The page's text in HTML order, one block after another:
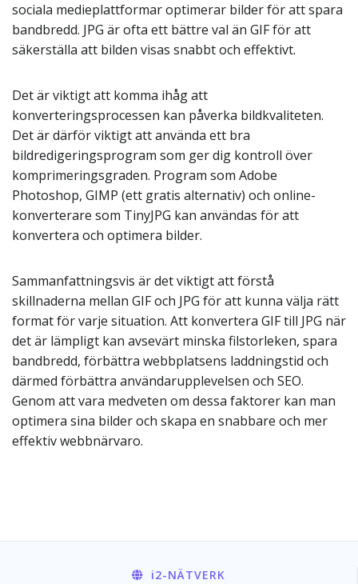
sociala medieplattformar optimerar bilder för att spara
bandbredd. JPG är ofta ett bättre val än GIF för att
säkerställa att bilden visas snabbt och effektivt.
Det är viktigt att komma ihåg att
konverteringsprocessen kan påverka bildkvaliteten.
Det är därför viktigt att använda ett bra
bildredigeringsprogram som ger dig kontroll över
komprimeringsgraden. Program som Adobe
Photoshop, GIMP (ett gratis alternativ) och online-
konverterare som TinyJPG kan användas för att
konvertera och optimera bilder.
Sammanfattningsvis är det viktigt att förstå
skillnaderna mellan GIF och JPG för att kunna välja rätt
format för varje situation. Att konvertera GIF till JPG när
det är lämpligt kan avsevärt minska filstorleken, spara
bandbredd, förbättra webbplatsens laddningstid och
därmed förbättra användarupplevelsen och SEO.
Genom att vara medveten om dessa faktorer kan man
optimera sina bilder och skapa en snabbare och mer
effektiv webbnärvaro.
i2-NÄTVERK